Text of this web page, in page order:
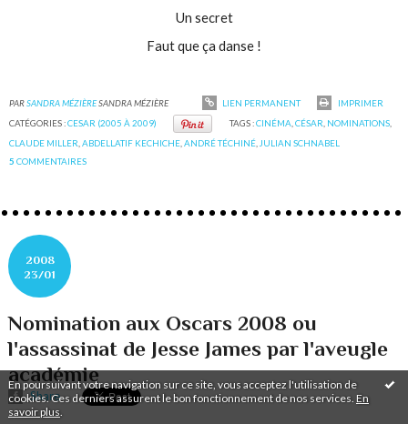
En poursuivant votre navigation sur ce site, vous acceptez l'utilisation de
cookies. Ces derniers assurent le bon fonctionnement de nos services. En
savoir plus
Un secret
Faut que ça danse !
PARSANDRA MÉZIÈRESANDRA MÉZIÈRE LIEN PERMANENT
IMPRIMER
CATÉGORIES :CESAR (2005 À 2009) TAGS :CINÉMA CÉSAR NOMINATIONS,
CLAUDE MILLER ,ABDELLATIF KECHICHE ,ANDRÉ TÉCHINÉ JULIAN SCHNABEL
5 COMMENTAIRES
2008
23/01
Nomination aux Oscars 2008 ou
l'assassinat de Jesse James par l'aveugle
académie
Share